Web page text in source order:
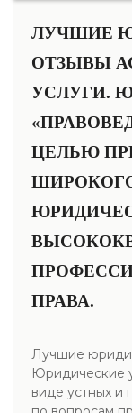
ЛУЧШИЕ
ОТЗЫВЫ
УСЛУГИ.
ЦЕЛЬЮ
ПРАВА.
Лучшие
Юридические
виде устных и